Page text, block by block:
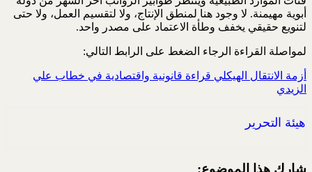
أبوية مهيمنة. لا وجود هنا لمنطق الإنتاج، ولا لتقسيم العمل، ولا حتى
لتنويع حقيقي يخفف وطأة ‏الاعتماد على مصدر واحد‏.
لمواصلة القراءة الرجاء الضغط على الرابط التالي:
أزمة الانتقال الهيكلي قراءة قانونية واقتصادية في خطاب علي
الزيدي
هيئة التحرير
شارك هذا الموضوع: